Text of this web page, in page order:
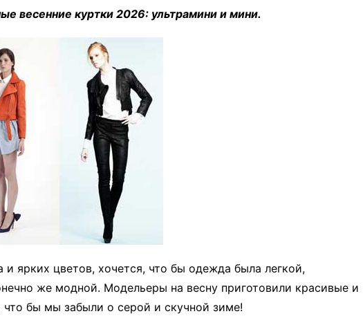
весенние куртки 2026: ультрамини и мини.
и ярких цветов, хочется, что бы одежда была легкой,
же модной. Модельеры на весну приготовили красивые и
что бы мы забыли о серой и скучной зиме!